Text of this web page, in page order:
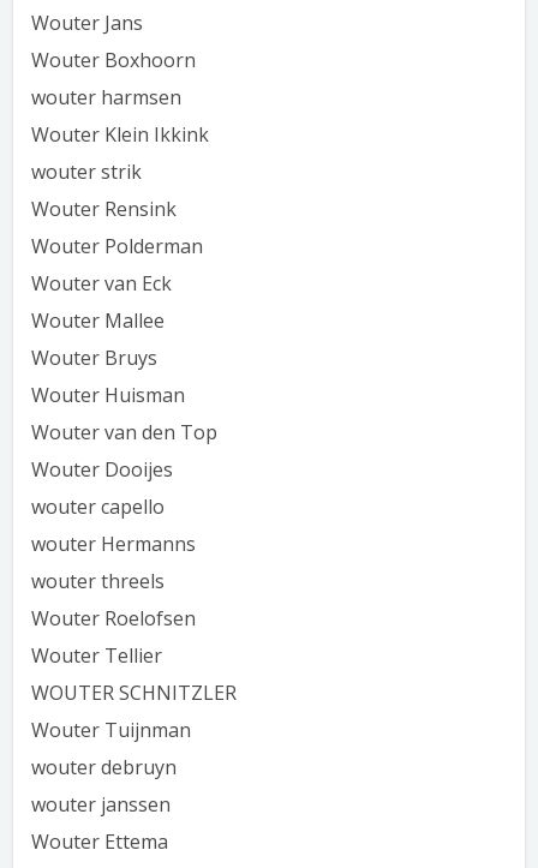
Wouter Jans
Wouter Boxhoorn
wouter harmsen
Wouter Klein Ikkink
wouter strik
Wouter Rensink
Wouter Polderman
Wouter van Eck
Wouter Mallee
Wouter Bruys
Wouter Huisman
Wouter van den Top
Wouter Dooijes
wouter capello
wouter Hermanns
wouter threels
Wouter Roelofsen
Wouter Tellier
WOUTER SCHNITZLER
Wouter Tuijnman
wouter debruyn
wouter janssen
Wouter Ettema